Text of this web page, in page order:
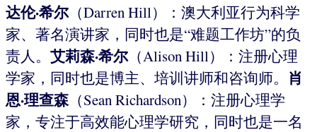
达伦·希尔（Darren Hill）：澳大利亚行为科学
家、著名演讲家，同时也是“难题工作坊”的负
责人。 艾莉森·希尔（Alison Hill）：注册心理
学家，同时也是博主、培训讲师和咨询师。 肖
恩·理查森（Sean Richardson）：注册心理学
家，专注于高效能心理学研究，同时也是一名